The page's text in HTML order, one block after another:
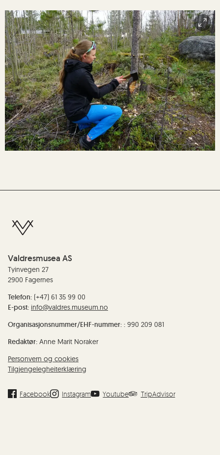
Valdresmusea AS
Tyinvegen 27
2900 Fagernes
Telefon: (+47) 61 35 99 00
E-post: info@valdres.museum.no
Organisasjonsnummer/EHF-nummer: : 990 209 081
Redaktør: Anne Marit Noraker
Personvern og cookies
Tilgjengelegheiterklæring
Facebook Instagram Youtube TripAdvisor